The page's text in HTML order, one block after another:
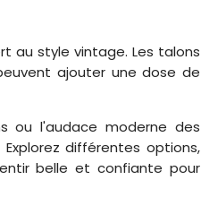
au style vintage. Les talons
ajouter une dose de
ou l'audace moderne des
différentes options,
belle et confiante pour